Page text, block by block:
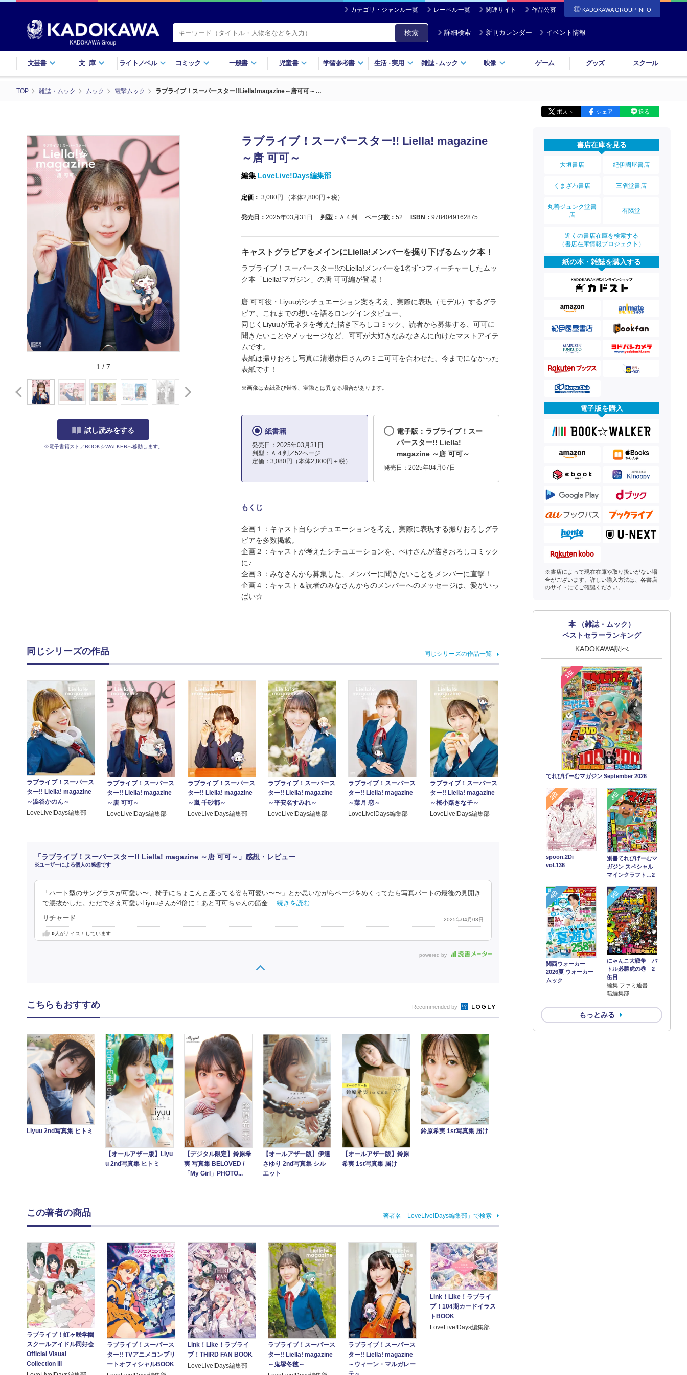
カテゴリ・ジャンル一覧 レーベル一覧 関連サイト 作品公募 KADOKAWA GROUP INFO
検索 詳細検索 新刊カレンダー イベント情報
文芸書 文庫 ライトノベル コミック 一般書 児童書 学習参考書 生活・実用 雑誌・ ムック 映像 ゲーム グッズ スクール
TOP 雑誌・ムック ムック 電撃ムック ラブライブ！スーパースター!!Liella!magazine～唐可可～…
ポスト シェア 送る
1 / 7
試し読みをする
※電子書籍ストアBOOK☆WALKERへ移動します。
ラブライブ！スーパースター!! Liella! magazine
～唐 可可～
編集 LoveLive!Days編集部
定価： 3,080円 （本体2,800円＋税）
発売日： 2025年03月31日 判型： Ａ４判 ページ数： 52 ISBN： 9784049162875
キャストグラビアをメインにLiella!メンバーを掘り下げるムック本！
ラブライブ！スーパースター!!のLiella!メンバーを1名ずつフィーチャーしたムッ
ク本「Liella!マガジン」の唐 可可編が登場！
唐 可可役・Liyuuがシチュエーション案を考え、実際に表現（モデル）するグラ
ビア、これまでの想いを語るロングインタビュー、
同じくLiyuuが元ネタを考えた描き下ろしコミック、読者から募集する、可可に
聞きたいことやメッセージなど、可可が大好きなみなさんに向けたマストアイテ
ムです。
表紙は撮りおろし写真に清瀬赤目さんのミニ可可を合わせた、今までになかった
表紙です！
※画像は表紙及び帯等、実際とは異なる場合があります。
紙書籍
発売日：2025年03月31日
判型：Ａ４判／52ページ
定価：3,080円（本体2,800円＋税）
電子版：ラブライブ！スー
パースター!! Liella!
magazine ～唐 可可～
発売日：2025年04月07日
もくじ
企画１：キャスト自らシチュエーションを考え、実際に表現する撮りおろしグラ
ビアを多数掲載。
企画２：キャストが考えたシチュエーションを、ぺけさんが描きおろしコミック
に♪
企画３：みなさんから募集した、メンバーに聞きたいことをメンバーに直撃！
企画４：キャスト＆読者のみなさんからのメンバーへのメッセージは、愛がいっ
ぱい☆
同じシリーズの作品 同じシリーズの作品一覧
ラブライブ！スーパース
ター!! Liella! magazine
～澁谷かのん～
LoveLive!Days編集部
ラブライブ！スーパース
ター!! Liella! magazine
～唐 可可～
LoveLive!Days編集部
ラブライブ！スーパース
ター!! Liella! magazine
～嵐 千砂都～
LoveLive!Days編集部
ラブライブ！スーパース
ター!! Liella! magazine
～平安名すみれ～
LoveLive!Days編集部
ラブライブ！スーパース
ター!! Liella! magazine
～葉月 恋～
LoveLive!Days編集部
ラブライブ！スーパース
ター!! Liella! magazine
～桜小路きな子～
LoveLive!Days編集部
「ラブライブ！スーパースター!! Liella! magazine ～唐 可可～」感想・レビュー
※ユーザーによる個人の感想です
「ハート型のサングラスが可愛い〜、椅子にちょこんと座ってる姿も可愛い〜〜」とか思いながらページをめくってたら写真パートの最後の見開き
で腰抜かした。ただでさえ可愛いLiyuuさんが4倍に！あと可可ちゃんの筋金
…続きを読む
リチャード 2025年04月03日
0人がナイス！しています
powered by
書店在庫を見る
大垣書店 紀伊國屋書店
くまざわ書店 三省堂書店
丸善ジュンク堂書
店
有隣堂
近くの書店在庫を検索する
（書店在庫情報プロジェクト）
紙の本・雑誌を購入する
電子版を購入
※書店によって現在在庫や取り扱いがない場
合がございます。詳しい購入方法は、各書店
のサイトにてご確認ください。
本 （雑誌・ムック）
ベストセラーランキング
KADOKAWA調べ
1位
てれびげーむマガジン September 2026
2位
spoon.2Di
vol.136
3位
別冊てれびげーむマ
ガジン スペシャル
マインクラフト…2
4位
関西ウォーカー
2026夏 ウォーカー
ムック
5位
にゃんこ大戦争 バ
トル必勝虎の巻 2
缶目
編集 ファミ通書
籍編集部
もっとみる
こちらもおすすめ Recommended by
Liyuu 2nd写真集 ヒトミ
【オールアザー版】Liyu
u 2nd写真集 ヒトミ
【デジタル限定】鈴原希
実 写真集 BELOVED /
「My Girl」PHOTO...
【オールアザー版】伊達
さゆり 2nd写真集 シル
エット
【オールアザー版】鈴原
希実 1st写真集 届け
鈴原希実 1st写真集 届け
この著者の商品 著者名「LoveLive!Days編集部」で検索
ラブライブ！虹ヶ咲学園
スクールアイドル同好会
Official Visual
Collection III
ラブライブ！スーパース
ター!! TVアニメコンプリ
ートオフィシャルBOOK
Link！Like！ラブライ
ブ！THIRD FAN BOOK
LoveLive!Days編集部
ラブライブ！スーパース
ター!! Liella! magazine
～鬼塚冬毬～
ラブライブ！スーパース
ター!! Liella! magazine
～ウィーン・マルガレー
Link！Like！ラブライ
ブ！104期カードイラス
トBOOK
LoveLive!Days編集部